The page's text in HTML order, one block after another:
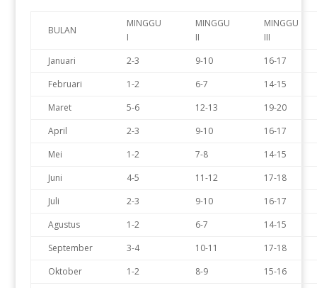
BULAN
MINGGU
I
MINGGU
II
MINGGU
III
Januari
2-3 9-10
16-17
Februari
1-2 6-7
14-15
Maret
5-6 12-13
19-20
April
2-3 9-10
16-17
Mei
1-2 7-8
14-15
Juni
4-5 11-12
17-18
Juli
2-3 9-10
16-17
Agustus
1-2 6-7
14-15
September
3-4 10-11
17-18
Oktober
1-2 8-9
15-16